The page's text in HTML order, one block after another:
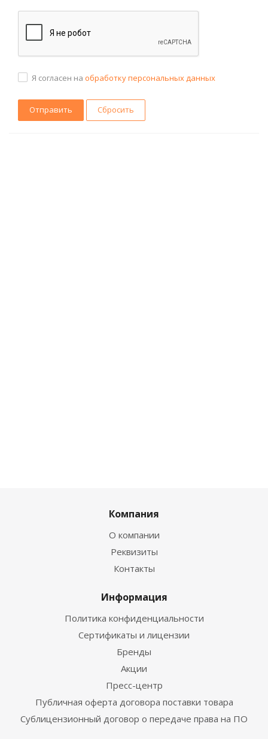
Я согласен на обработку персональных данных
Сбросить
Компания
О компании
Реквизиты
Контакты
Информация
Политика конфиденциальности
Сертификаты и лицензии
Бренды
Акции
Пресс-центр
Публичная оферта договора поставки товара
Сублицензионный договор о передаче права на ПО